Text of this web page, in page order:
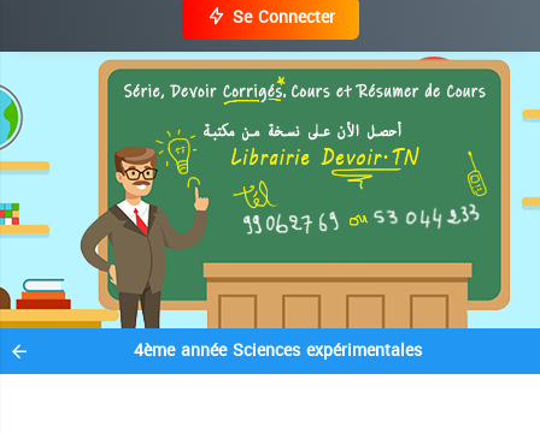
Se Connecter
4ème année Sciences expérimentales